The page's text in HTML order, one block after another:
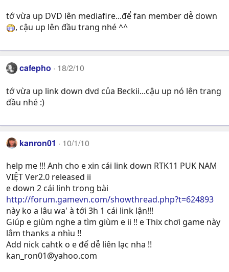
tớ vừa up DVD lên mediafire...để fan member dễ down
, cậu up lên đầu trang nhé ^^
cafepho 18/2/10
tớ vừa up link down dvd của Beckii...cậu up nó lên trang
đầu nhé :)
kanron01 10/1/10
help me !!! Anh cho e xin cái link down RTK11 PUK NAM
VIỆT Ver2.0 released ii
e down 2 cái linh trong bài
http://forum.gamevn.com/showthread.php?t=624893
này ko a lâu wa' à tới 3h 1 cái link lận!!!
Giúp e giùm nghe a tìm giùm e ii !! e Thix chơi game này
lắm thanks a nhìu !!
Add nick cahtk o e để dễ liên lạc nha !!
kan_ron01@yahoo.com